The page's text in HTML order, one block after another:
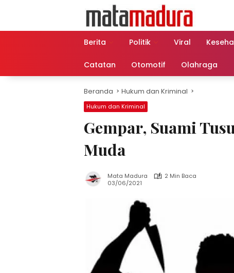
Berita
Politik Viral
Catatan Otomotif Olahraga
Beranda Hukum dan Kriminal
Hukum dan Kriminal
Gempar, Suami
Muda
Mata Madura
2 Min Baca
03/06/2021